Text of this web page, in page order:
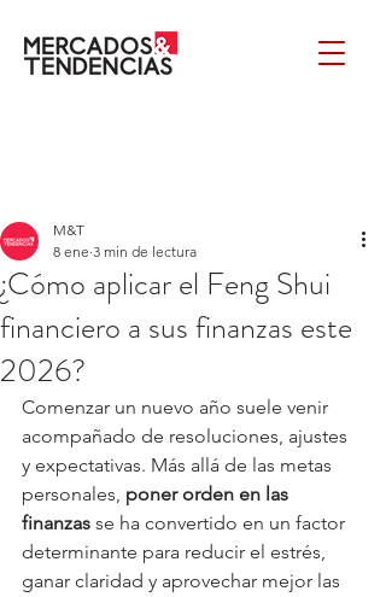
¿Cómo aplicar el Feng Shui
financiero a sus finanzas este
2026?
M&T
8 ene 3 min de lectura
Comenzar un nuevo año suele venir
acompañado de resoluciones, ajustes
y expectativas. Más allá de las metas
personales, poner orden en las
finanzas se ha convertido en un factor
determinante para reducir el estrés,
ganar claridad y aprovechar mejor las